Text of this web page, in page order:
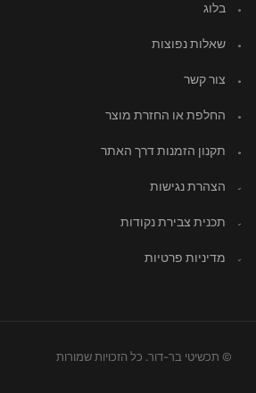
בלוג
שאלות נפוצות
צור קשר
החלפת או החזרת מוצר
תקנון הזמנות דרך האתר
הצהרת נגישות
תכנית צבירת נקודות
מדיניות פרטיות
© תכשיטי בר-דור. כל הזכויות שמורות